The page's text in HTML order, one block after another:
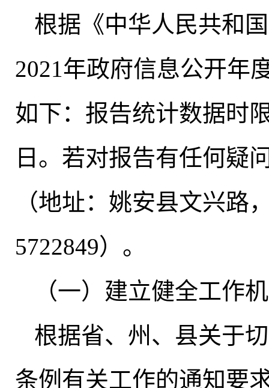
根据《中华人民共和
2021年政府信息公开年
如下：报告统计数据时
日。若对报告有任何疑
（地址：姚安县文兴路
5722849）。
（一）建立健全工作
根据省、州、县关于
条例有关工作的通知要